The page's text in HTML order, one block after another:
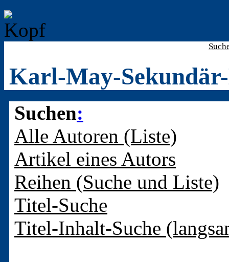
Karl-May-
Suchen:
Alle Autoren (Liste)
Artikel eines Autors
Reihen (Suche und Liste)
Titel-Suche
Titel-Inhalt-Suche